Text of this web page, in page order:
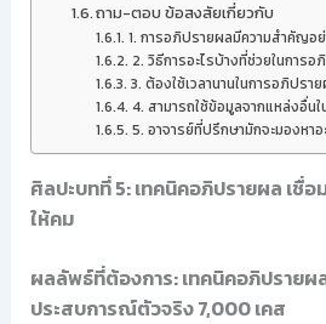
ถาม-ตอบ ข้อสงสัยเกี่ยวกับ
1. การอภิปรายผลมีความสำคัญอย่
2. วิธีการอะไรบ้างที่ช่วยในการอ
3. ต้องใช้เวลานานในการอภิปรา
4. สามารถใช้ข้อมูลจากแหล่งอื่น
5. อาจารย์ที่ปรึกษามักจะมองหา
ศิลปะบทที่ 5: เทคนิคอภิปรายผล เชื่
ให้คม
ผลลัพธ์ที่ต้องการ: เทคนิคอภิปรายผ
ประสบการณ์ตัวจริง 7,000 เคส